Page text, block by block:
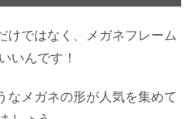
けではなく、メガネフレーム
いんです！
なメガネの形が人気を集めて